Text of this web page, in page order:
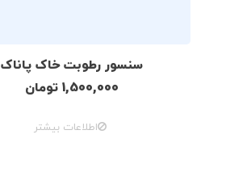
سنسور رطوبت خاک پاناک
1,500,000 تومان
اطلاعات بیشتر